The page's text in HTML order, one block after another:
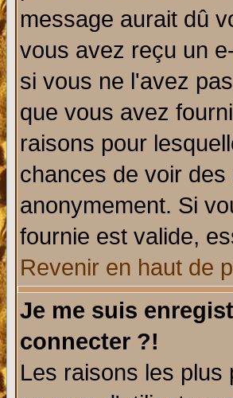
message aurait dû
vous avez reçu un
si vous ne l'avez
que vous avez
raisons pour
chances de voir
anonymement. Si
fournie est valide,
Revenir en haut de
Je me suis
connecter ?!
Les raisons les plus